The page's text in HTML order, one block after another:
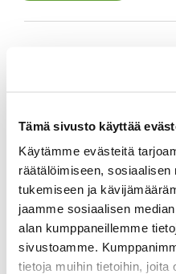
Tämä sivusto käyttää
Käytämme evästeitä
räätälöimiseen,
tukemiseen ja
jaamme sosiaalisen
alan kumppaneillemme
sivustoamme.
tietoja muihin tietoihin, joita
Golfopetusta